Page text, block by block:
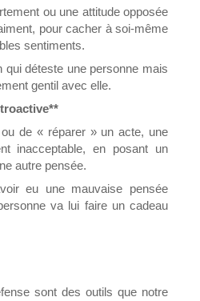
ou une attitude opposée
pour cacher à soi-même
sentiments.
qui déteste une personne mais
gentil avec elle.
ou de « réparer » un acte, une
inacceptable, en posant un
autre pensée.
eu une mauvaise pensée
va lui faire un cadeau
sont des outils que notre